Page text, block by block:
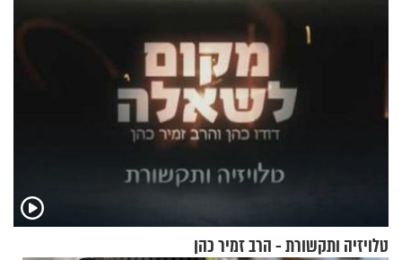
טלויזיה ותקשורת - הרב זמיר כהן